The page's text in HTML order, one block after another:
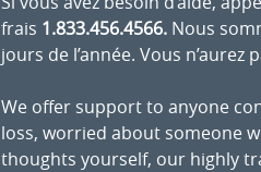
frais 1.833.456.4566. Nous
jours de l’année. Vous
We offer support to anyone
loss, worried about someone
thoughts yourself, our highly